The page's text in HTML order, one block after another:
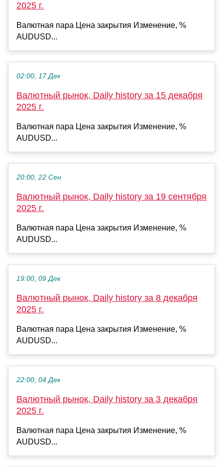
2025 г.
Валютная пара Цена закрытия Изменение, %
AUDUSD...
02:00, 17 Дек
Валютный рынок, Daily history за 15 декабря
2025 г.
Валютная пара Цена закрытия Изменение, %
AUDUSD...
20:00, 22 Сен
Валютный рынок, Daily history за 19 сентября
2025 г.
Валютная пара Цена закрытия Изменение, %
AUDUSD...
19:00, 09 Дек
Валютный рынок, Daily history за 8 декабря
2025 г.
Валютная пара Цена закрытия Изменение, %
AUDUSD...
22:00, 04 Дек
Валютный рынок, Daily history за 3 декабря
2025 г.
Валютная пара Цена закрытия Изменение, %
AUDUSD...